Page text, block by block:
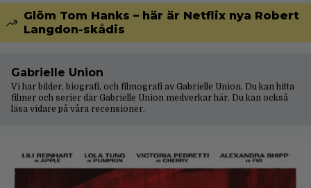
Glöm Tom Hanks – här är Netflix nya Robert
Langdon-skådis
Gabrielle Union
Vi har bilder, biografi, och filmografi av Gabrielle Union. Du kan hitta
filmer och serier där Gabrielle Union medverkar här. Du kan också
läsa vidare på våra recensioner.